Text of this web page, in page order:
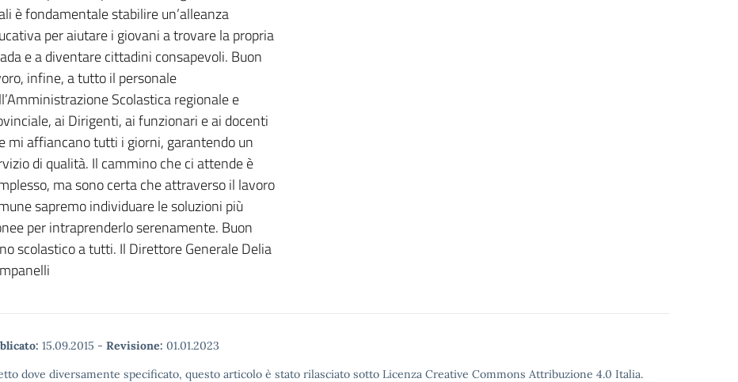
è fondamentale stabilire un’alleanza
per aiutare i giovani a trovare la propria
e a diventare cittadini consapevoli. Buon
infine, a tutto il personale
Scolastica regionale e
ai Dirigenti, ai funzionari e ai docenti
mi affiancano tutti i giorni, garantendo un
di qualità. Il cammino che ci attende è
ma sono certa che attraverso il lavoro
sapremo individuare le soluzioni più
per intraprenderlo serenamente. Buon
scolastico a tutti. Il Direttore Generale Delia
15.09.2015 - Revisione: 01.01.2023
dove diversamente specificato, questo articolo è stato rilasciato sotto Licenza Creative Commons Attribuzione 4.0 Italia.